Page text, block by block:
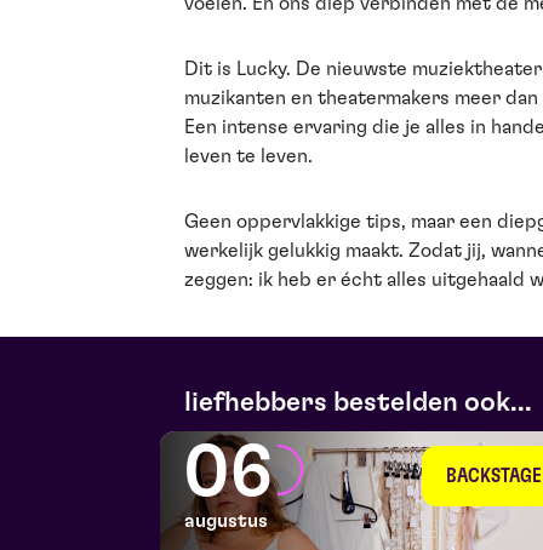
Dit is Lucky. De nieuwste
muzikanten en theatermakers meer
Een intense ervaring die je alles in
leven te leven.
Geen oppervlakkige tips, maar een
werkelijk gelukkig maakt. Zodat jij,
zeggen: ik heb er écht alles uitgehaald
liefhebbers bestelden ook...
BACKSTAGE
06
augustus